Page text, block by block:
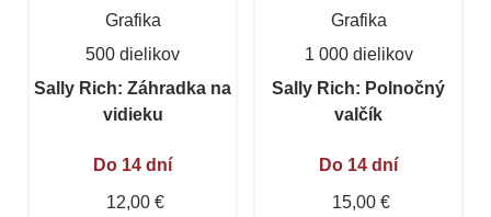
Grafika
500 dielikov
Sally Rich: Záhradka na
vidieku
Do 14 dní
12,00 €
Grafika
1 000 dielikov
Sally Rich: Polnočný
valčík
Do 14 dní
15,00 €